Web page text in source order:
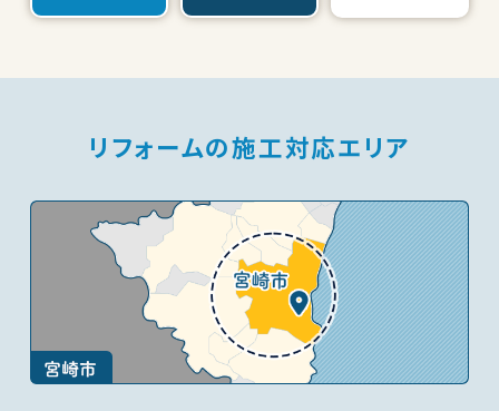
リフォームの施工対応エリア